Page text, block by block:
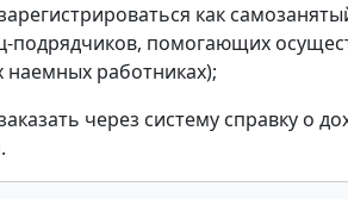
как
подрядчиков, помогающих
наемных работниках);
через систему справку о